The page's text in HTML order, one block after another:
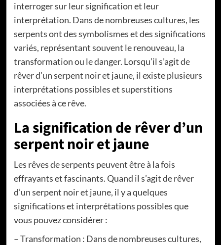
interroger sur leur signification et leur
interprétation. Dans de nombreuses cultures, les
serpents ont des symbolismes et des significations
variés, représentant souvent le renouveau, la
transformation ou le danger. Lorsqu’il s’agit de
rêver d’un serpent noir et jaune, il existe plusieurs
interprétations possibles et superstitions
associées à ce rêve.
La signification de rêver d’un
serpent noir et jaune
Les rêves de serpents peuvent être à la fois
effrayants et fascinants. Quand il s’agit de rêver
d’un serpent noir et jaune, il y a quelques
significations et interprétations possibles que
vous pouvez considérer :
– Transformation : Dans de nombreuses cultures,